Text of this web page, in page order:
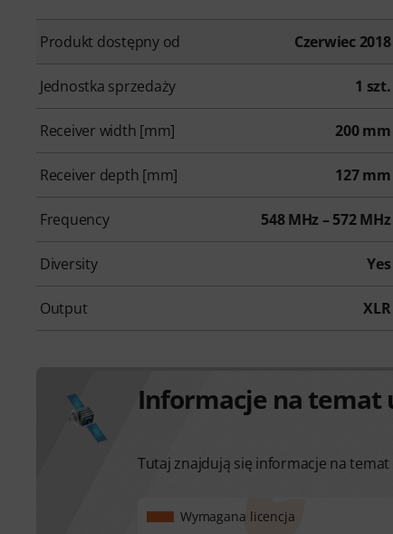
Produkt dostępny od Czerwiec 2018
Jednostka sprzedaży 1 szt.
Receiver width [mm] 200 mm
Receiver depth [mm] 127 mm
Frequency 548 MHz – 572 MHz
Diversity Yes
Output XLR
Informacje na temat
Tutaj znajdują się informacje na
Wymagana licencja